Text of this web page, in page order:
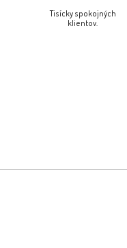
Tisícky spokojných
klientov.